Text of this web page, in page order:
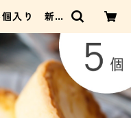
個入り 新